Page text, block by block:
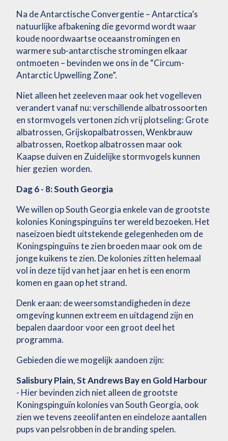
Na de Antarctische Convergentie – Antarctica’s
natuurlijke afbakening die gevormd wordt waar
koude noordwaartse oceaanstromingen en
warmere sub-antarctische stromingen elkaar
ontmoeten – bevinden we ons in de “Circum-
Antarctic Upwelling Zone”.
Niet alleen het zeeleven maar ook het vogelleven
verandert vanaf nu: verschillende albatrossoorten
en stormvogels vertonen zich vrij plotseling: Grote
albatrossen, Grijskopalbatrossen, Wenkbrauw
albatrossen, Roetkop albatrossen maar ook
Kaapse duiven en Zuidelijke stormvogels kunnen
hier gezien worden.
Dag 6 - 8: South Georgia
We willen op South Georgia enkele van de grootste
kolonies Koningspinguïns ter wereld bezoeken. Het
naseizoen biedt uitstekende gelegenheden om de
Koningspinguïns te zien broeden maar ook om de
jonge kuikens te zien. De kolonies zitten helemaal
vol in deze tijd van het jaar en het is een enorm
komen en gaan op het strand.
Denk eraan: de weersomstandigheden in deze
omgeving kunnen extreem en uitdagend zijn en
bepalen daardoor voor een groot deel het
programma.
Gebieden die we mogelijk aandoen zijn:
Salisbury Plain, St Andrews Bay en Gold Harbour
- Hier bevinden zich niet alleen de grootste
Koningspinguïn kolonies van South Georgia, ook
zien we tevens zeeolifanten en eindeloze aantallen
pups van pelsrobben in de branding spelen.